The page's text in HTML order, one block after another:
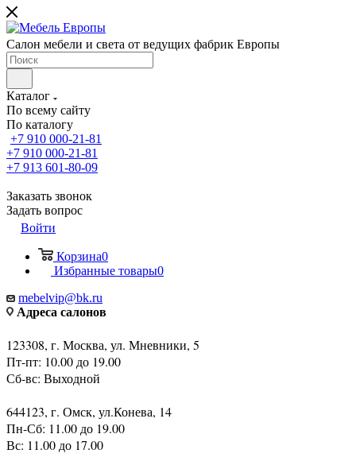
Салон мебели и света от ведущих фабрик Европы
Каталог
По всему сайту
По каталогу
+7 910 000-21-81
+7 910 000-21-81
+7 913 601-80-09
Заказать звонок
Задать вопрос
Войти
Корзина0
Избранные товары0
mebelvip@bk.ru
Адреса салонов
123308, г. Москва, ул. Мневники, 5
Пт-пт: 10.00 до 19.00
Сб-вс: Выходной
644123, г. Омск, ул.Конева, 14
Пн-Сб: 11.00 до 19.00
Вс: 11.00 до 17.00